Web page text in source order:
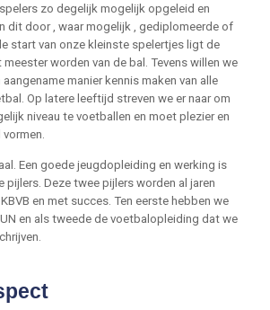
zo degelijk mogelijk opgeleid en
dit door , waar mogelijk , gediplomeerde of
start van onze kleinste spelertjes ligt de
worden van de bal. Tevens willen we
manier kennis maken van alle
Op latere leeftijd streven we er naar om
niveau te voetballen en moet plezier en
Een goede jeugdopleiding en werking is
Deze twee pijlers worden al jaren
en met succes. Ten eerste hebben we
en als tweede de voetbalopleiding dat we